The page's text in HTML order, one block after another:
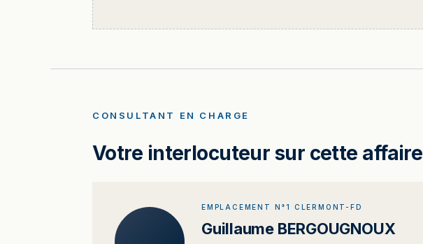
CONSULTANT EN CHARGE
Votre interlocuteur sur cette affaire
EMPLACEMENT N°1 CLERMONT-FD
Guillaume BERGOUGNOUX